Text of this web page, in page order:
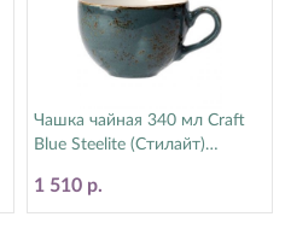
Чашка чайная 340 мл Craft
Blue Steelite (Стилайт)
1 510 р.